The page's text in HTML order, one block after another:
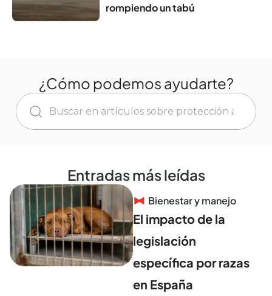
rompiendo un tabú
¿Cómo podemos ayudarte?
Entradas más leídas
Bienestar y manejo
El impacto de la
legislación
específica por razas
en España